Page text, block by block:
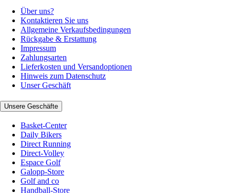
Über uns?
Kontaktieren Sie uns
Allgemeine Verkaufsbedingungen
Rückgabe & Erstattung
Impressum
Zahlungsarten
Lieferkosten und Versandoptionen
Hinweis zum Datenschutz
Unser Geschäft
Unsere Geschäfte
Basket-Center
Daily Bikers
Direct Running
Direct-Volley
Espace Golf
Galopp-Store
Golf and co
Handball-Store